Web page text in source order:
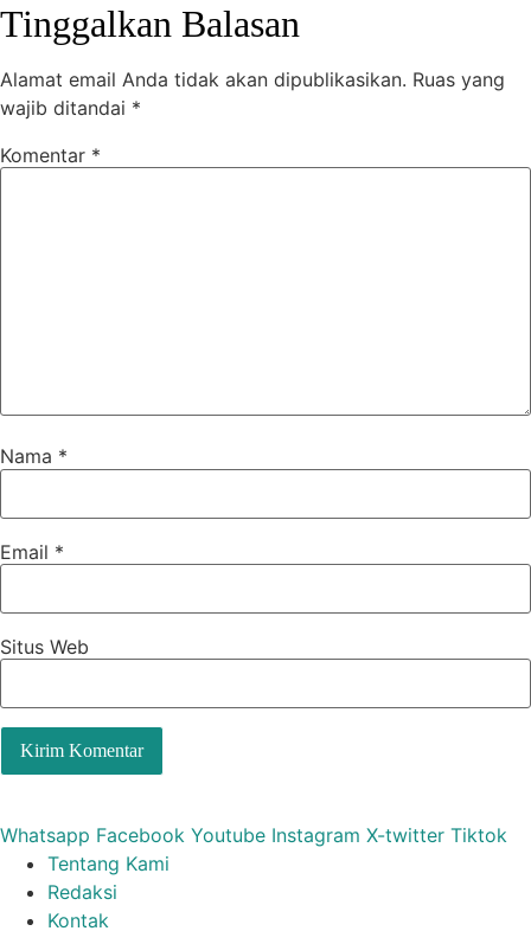
Tinggalkan Balasan
Alamat email Anda tidak akan dipublikasikan. Ruas yang
wajib ditandai *
Komentar *
Nama *
Email *
Situs Web
Whatsapp Facebook Youtube Instagram X-twitter Tiktok
Tentang Kami
Redaksi
Kontak